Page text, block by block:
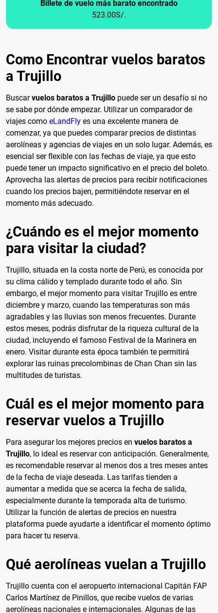
Billete de vuelo más barato encontrado
523.00S/.
Como Encontrar vuelos baratos
a Trujillo
Buscarvuelos baratos a Trujillo puede ser un desafío si no
se sabe por dónde empezar. Utilizar un comparador de
viajes como eLandFly es una excelente manera de
comenzar, ya que puedes comparar precios de distintas
aerolíneas y agencias de viajes en un solo lugar. Además, es
esencial ser flexible con las fechas de viaje, ya que esto
puede tener un impacto significativo en el precio del boleto.
Aprovecha las alertas de precios para recibir notificaciones
cuando los precios bajen, permitiéndote reservar en el
momento más adecuado.
¿Cuándo es el mejor momento
para visitar la ciudad?
Trujillo, situada en la costa norte de Perú, es conocida por
su clima cálido y templado durante todo el año. Sin
embargo, el mejor momento para visitar Trujillo es entre
diciembre y marzo, cuando las temperaturas son más
agradables y las lluvias son menos frecuentes. Durante
estos meses, podrás disfrutar de la riqueza cultural de la
ciudad, incluyendo el famoso Festival de la Marinera en
enero. Visitar durante esta época también te permitirá
explorar las ruinas precolombinas de Chan Chan sin las
multitudes de turistas.
Cuál es el mejor momento para
reservar vuelos a Trujillo
Para asegurar los mejores precios en vuelos baratos a
Trujillo, lo ideal es reservar con anticipación. Generalmente,
es recomendable reservar al menos dos a tres meses antes
de la fecha de viaje deseada. Las tarifas tienden a
aumentar a medida que se acerca la fecha de salida,
especialmente durante la temporada alta de turismo.
Utilizar la función de alertas de precios en nuestra
plataforma puede ayudarte a identificar el momento óptimo
para hacer tu reserva.
Qué aerolíneas vuelan a Trujillo
Trujillo cuenta con el aeropuerto internacional Capitán FAP
Carlos Martínez de Pinillos, que recibe vuelos de varias
aerolíneas nacionales e internacionales. Algunas de las